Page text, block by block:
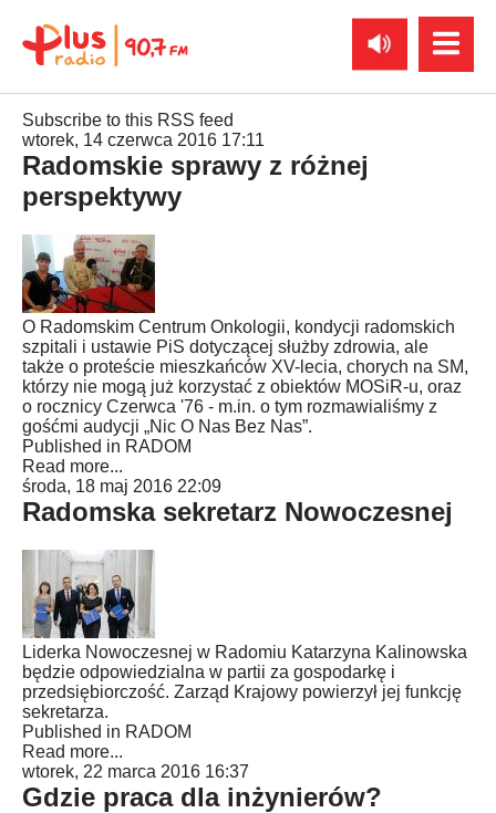
Subscribe to this RSS feed
wtorek, 14 czerwca 2016 17:11
Radomskie sprawy z różnej
perspektywy
O Radomskim Centrum Onkologii, kondycji radomskich
szpitali i ustawie PiS dotyczącej służby zdrowia, ale
także o proteście mieszkańców XV-lecia, chorych na SM,
którzy nie mogą już korzystać z obiektów MOSiR-u, oraz
o rocznicy Czerwca '76 - m.in. o tym rozmawialiśmy z
gośćmi audycji „Nic O Nas Bez Nas”.
Published in RADOM
Read more...
środa, 18 maj 2016 22:09
Radomska sekretarz Nowoczesnej
Liderka Nowoczesnej w Radomiu Katarzyna Kalinowska
będzie odpowiedzialna w partii za gospodarkę i
przedsiębiorczość. Zarząd Krajowy powierzył jej funkcję
sekretarza.
Published in RADOM
Read more...
wtorek, 22 marca 2016 16:37
Gdzie praca dla inżynierów?